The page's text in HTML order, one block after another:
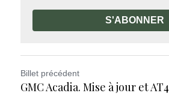
S'ABONNER
Billet précédent
GMC Acadia. Mise à jour et AT4